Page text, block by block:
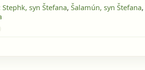
Stephk, syn Štefana, Šalamún, syn Štefana,